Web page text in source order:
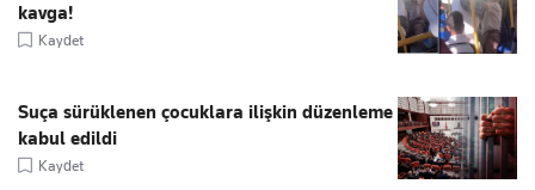
kavga!
Kaydet
Suça sürüklenen çocuklara ilişkin düzenleme
kabul edildi
Kaydet